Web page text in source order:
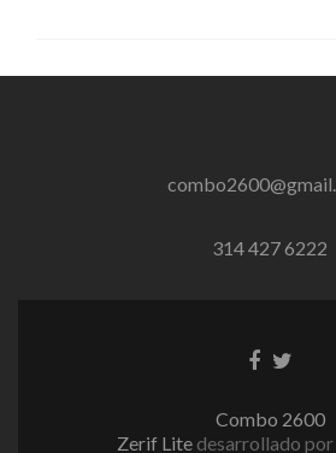
314 427 6222
EnlaceEnlace
Combo 2600
Zerif Lite desarrollado por